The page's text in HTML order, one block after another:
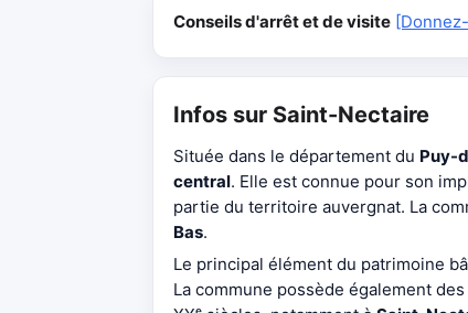
Conseils d'arrêt et de visite
Infos sur Saint-Nectaire
Située dans le département du Puy-
central. Elle est connue pour son
partie du territoire auvergnat. La
Bas.
Le principal élément du patrimoine
La commune possède également